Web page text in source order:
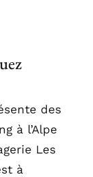
des
à l’Alpe
Les
à